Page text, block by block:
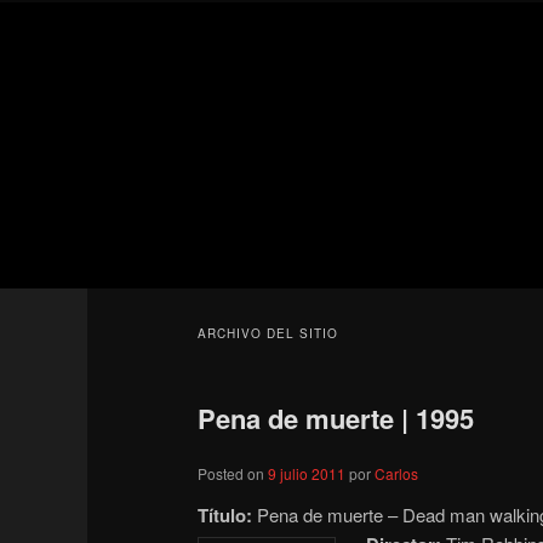
ARCHIVO DEL SITIO
Pena de muerte | 1995
Posted on9 julio 2011 porCarlos
Título: Pena de muerte – Dead man